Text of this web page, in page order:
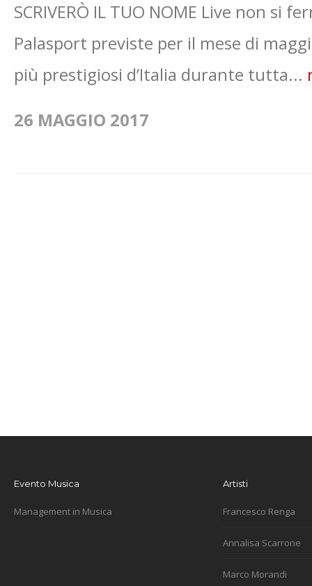
SCRIVERÒ IL TUO NOME Live non si
Palasport previste per il mese di
più prestigiosi d’Italia durante tutta...
26 MAGGIO 2017
Evento Musica
Management in Musica
Artisti
Francesco Renga
Annalisa Scarrone
Marco Morandi